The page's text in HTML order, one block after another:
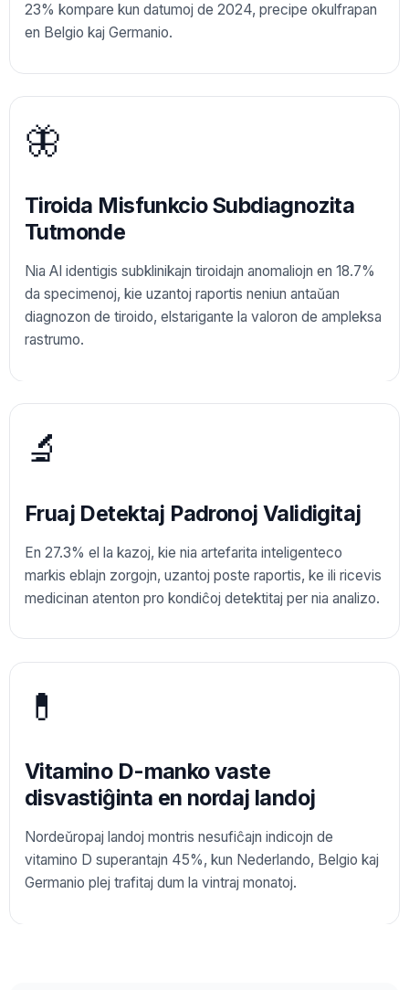
23% kompare kun datumoj de 2024, precipe okulfrapan
en Belgio kaj Germanio.
🦋
Tiroida Misfunkcio Subdiagnozita
Tutmonde
Nia AI identigis subklinikajn tiroidajn anomaliojn en 18.7%
da specimenoj, kie uzantoj raportis neniun antaŭan
diagnozon de tiroido, elstarigante la valoron de ampleksa
rastrumo.
🔬
Fruaj Detektaj Padronoj Validigitaj
En 27.3% el la kazoj, kie nia artefarita inteligenteco
markis eblajn zorgojn, uzantoj poste raportis, ke ili ricevis
medicinan atenton pro kondiĉoj detektitaj per nia analizo.
💊
Vitamino D-manko vaste
disvastiĝinta en nordaj landoj
Nordeŭropaj landoj montris nesufiĉajn indicojn de
vitamino D superantajn 45%, kun Nederlando, Belgio kaj
Germanio plej trafitaj dum la vintraj monatoj.